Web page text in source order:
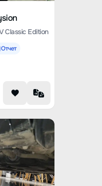
Classic Edition
Отчет